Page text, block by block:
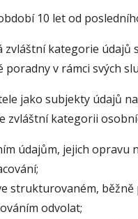
10 let od
zvláštní kategorie
v rámci svých
jako subjekty údajů
zvláštní kategorii
údajům, jejich opravu
strukturovaném,
odvolat;